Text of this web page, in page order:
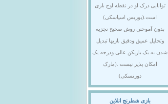
توانایی درک او در نقطه اوج بازی
است.(بوریس اسپاسکی)
بدون آموختن روش صحیح تجزیه
وتحلیل عمیق ودقیق بازیها تبدیل
شدن به یک بازیکن عالی ودرجه یک
امکان پذیر نیست .(مارک
دورتسکی)
بازی شطرنج انلاین